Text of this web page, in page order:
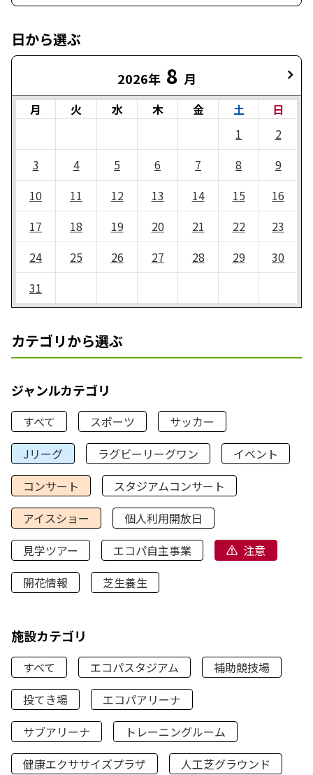
日から選ぶ
2026年 8 月
月 火 水 木 金 土
日
1
2
3
4 5 6 7 8
9
10
11 12 13 14 15
16
17
18 19 20 21 22
23
24
25 26 27 28 29
30
31
カテゴリから選ぶ
ジャンルカテゴリ
すべて スポーツ
サッカー
Jリーグ
ラグビーリーグワン
イベント
コンサート
スタジアムコンサート
アイスショー
個人利用開放日
見学ツアー
エコパ自主事業
注意
開花情報
芝生養生
施設カテゴリ
すべて エコパスタジアム
補助競技場
投てき場
エコパアリーナ
サブアリーナ
トレーニングルーム
健康エクササイズプラザ
人工芝グラウンド